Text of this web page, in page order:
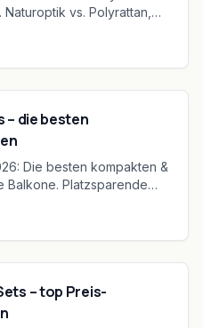
vs. Polyrattan,
– die besten
Die besten kompakten &
Platzsparende
– top Preis-